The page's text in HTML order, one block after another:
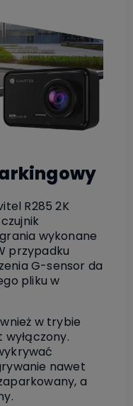
R285 2K
wykonane
przypadku
G-sensor da
pliku w
w trybie
nawet
a